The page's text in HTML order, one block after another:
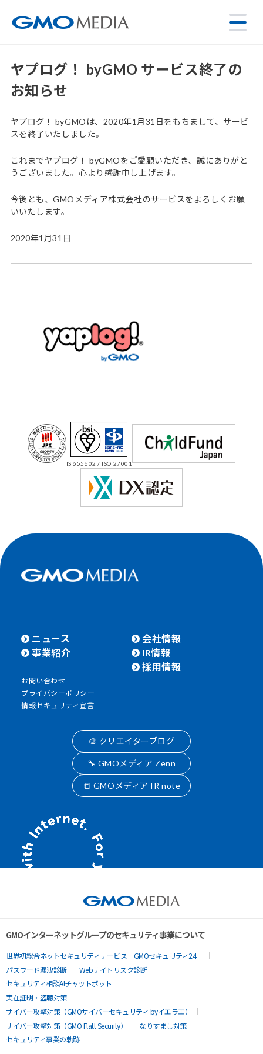
ヤプログ！ byGMO サービス終了の
お知らせ
ヤプログ！ byGMOは、2020年1月31日をもちまして、サービ
スを終了いたしました。
これまでヤプログ！ byGMOをご愛顧いただき、誠にありがと
うございました。心より感謝申し上げます。
今後とも、GMOメディア株式会社のサービスをよろしくお願
いいたします。
2020年1月31日
IS 655602 / ISO 27001
ニュース
事業紹介
会社情報
IR情報
採用情報
お問い合わせ
プライバシーポリシー
情報セキュリティ宣言
🎨 クリエイターブログ
🔧 GMOメディア Zenn
📒 GMOメディア IR note
GMOインターネットグループのセキュリティ事業について
世界初総合ネットセキュリティサービス「GMOセキュリティ24」
パスワード漏洩診断
Webサイトリスク診断
セキュリティ相談AIチャットボット
実在証明・盗聴対策
サイバー攻撃対策（GMOサイバーセキュリティ byイエラエ）
サイバー攻撃対策（GMO Flatt Security）
なりすまし対策
セキュリティ事業の軌跡